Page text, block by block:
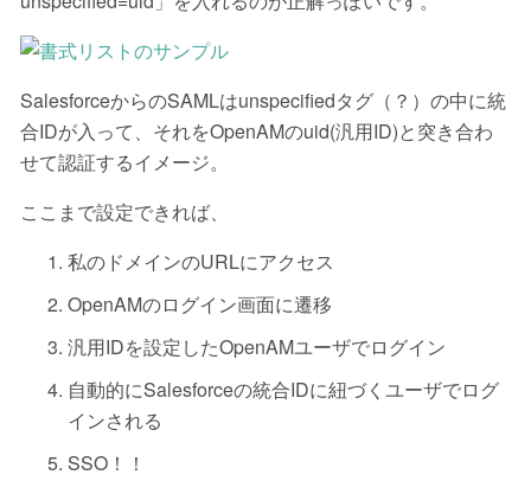
SalesforceからのSAMLはunspecifiedタグ（？）の中に統
合IDが入って、それをOpenAMのuid(汎用ID)と突き合わ
せて認証するイメージ。
ここまで設定できれば、
私のドメインのURLにアクセス
OpenAMのログイン画面に遷移
汎用IDを設定したOpenAMユーザでログイン
自動的にSalesforceの統合IDに紐づくユーザでログ
インされる
SSO！！